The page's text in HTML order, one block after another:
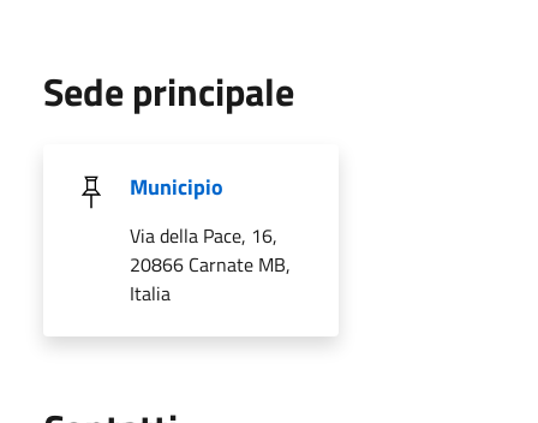
Sede principale
Municipio
Via della Pace, 16,
20866 Carnate MB,
Italia